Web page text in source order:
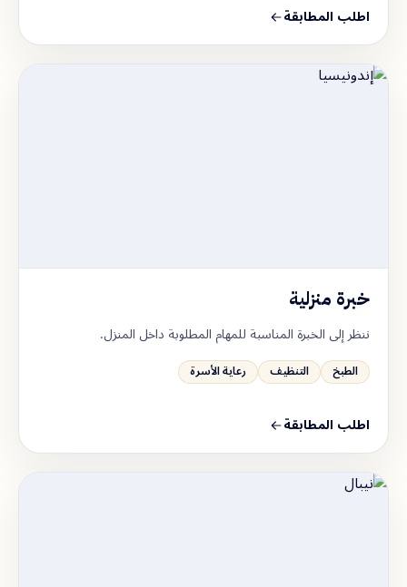
اطلب المطابقة
خبرة منزلية
ننظر إلى الخبرة المناسبة للمهام المطلوبة داخل المنزل.
الطبخ التنظيف رعاية الأسرة
اطلب المطابقة